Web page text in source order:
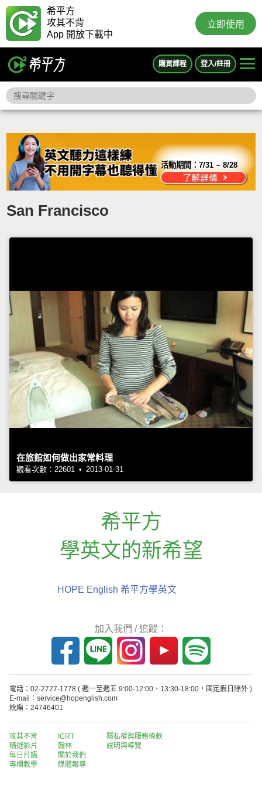
希平方
攻其不背
App 開放下載中
立即使用
購買課程 登入/註冊
活動期間：7/31 ~ 8/28
San Francisco
在旅館如何做出家常料理
觀看次數：22601 • 2013-01-31
希平方
學英文的新希望
HOPE English 希平方學英文
加入我們 / 追蹤：
電話：02-2727-1778 ( 週一至週五 9:00-12:00、13:30-18:00，國定假日除外 )
E-mail：service@hopenglish.com
統編：24746401
攻其不背
精選影片
每日片語
專欄教學
ICRT
翰林
關於我們
媒體報導
隱私權與服務條款
說明與導覽